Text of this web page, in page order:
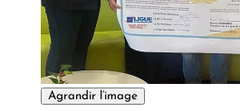
Agrandir l’image